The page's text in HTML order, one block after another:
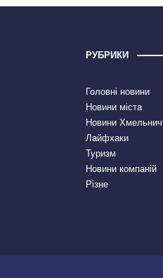
РУБРИКИ
Головні новини
Новини міста
Новини
Лайфхаки
Туризм
Новини компаній
Різне